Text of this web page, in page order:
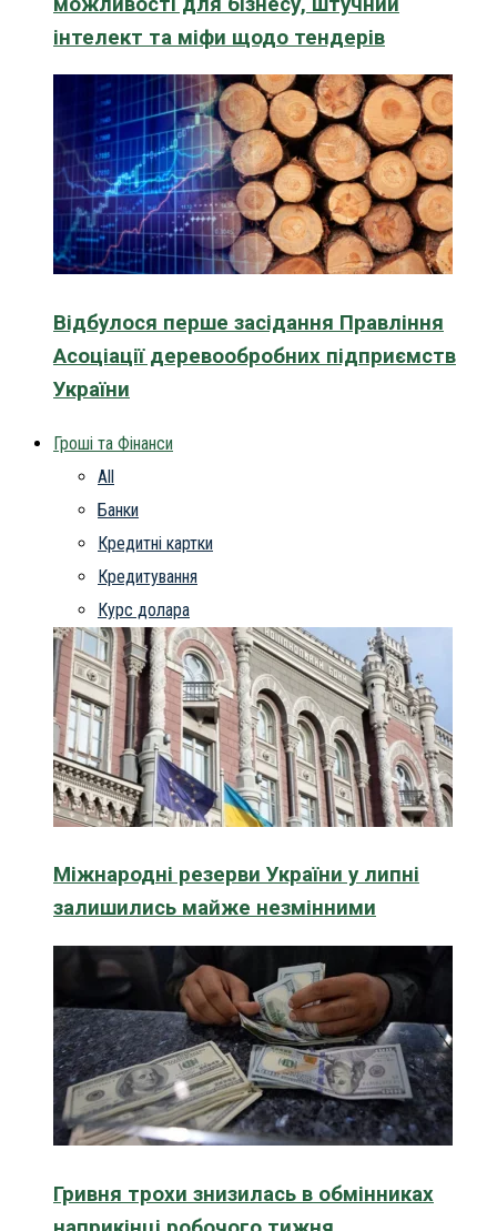
інтелект та міфи щодо тендерів
Відбулося перше засідання Правління
Асоціації деревообробних підприємств
України
Гроші та Фінанси
All
Банки
Кредитні картки
Кредитування
Курс долара
Міжнародні резерви України у липні
залишились майже незмінними
Гривня трохи знизилась в обмінниках